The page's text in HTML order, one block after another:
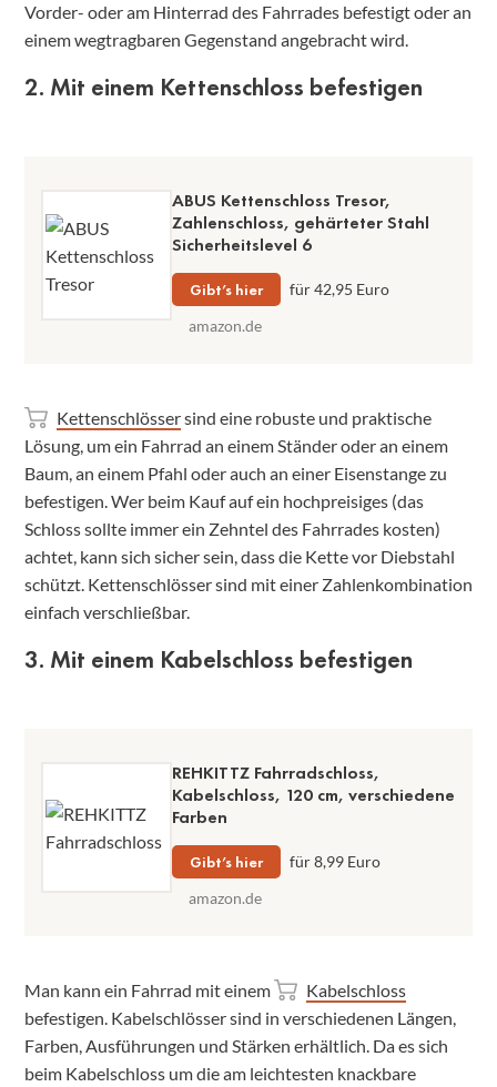
Vorder- oder am Hinterrad des Fahrrades befestigt oder an
einem wegtragbaren Gegenstand angebracht wird.
2. Mit einem Kettenschloss befestigen
ABUS Kettenschloss Tresor,
Zahlenschloss, gehärteter Stahl
Sicherheitslevel 6
Gibt’s hier
für 42,95 Euro
amazon.de
Kettenschlössersind eine robuste und praktische
Lösung, um ein Fahrrad an einem Ständer oder an einem
Baum, an einem Pfahl oder auch an einer Eisenstange zu
befestigen. Wer beim Kauf auf ein hochpreisiges (das
Schloss sollte immer ein Zehntel des Fahrrades kosten)
achtet, kann sich sicher sein, dass die Kette vor Diebstahl
schützt. Kettenschlösser sind mit einer Zahlenkombination
einfach verschließbar.
3. Mit einem Kabelschloss befestigen
REHKITTZ Fahrradschloss,
Kabelschloss, 120 cm, verschiedene
Farben
Gibt’s hier
für 8,99 Euro
amazon.de
Man kann ein Fahrrad mit einem
Kabelschloss
befestigen. Kabelschlösser sind in verschiedenen Längen,
Farben, Ausführungen und Stärken erhältlich. Da es sich
beim Kabelschloss um die am leichtesten knackbare